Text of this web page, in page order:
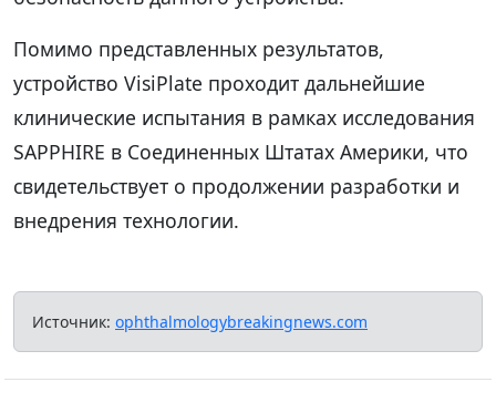
Помимо представленных результатов,
устройство VisiPlate проходит дальнейшие
клинические испытания в рамках исследования
SAPPHIRE в Соединенных Штатах Америки, что
свидетельствует о продолжении разработки и
внедрения технологии.
Источник: ophthalmologybreakingnews.com